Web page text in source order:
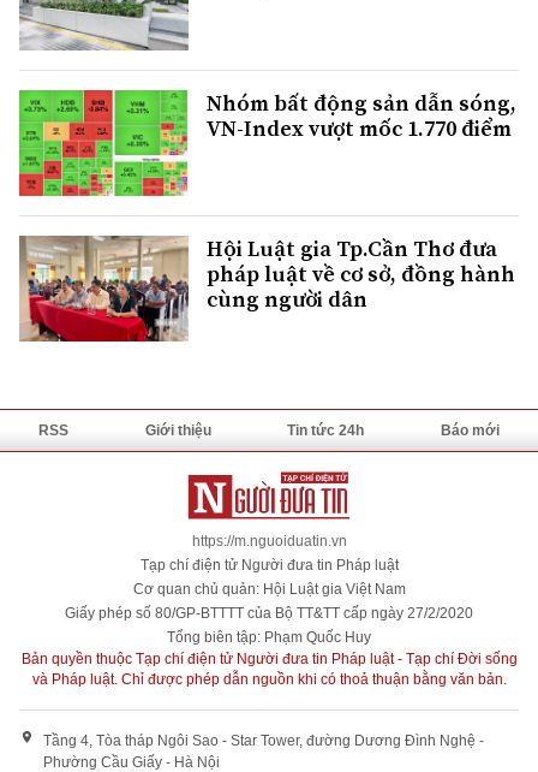
Nhóm bất động sản dẫn sóng,
VN-Index vượt mốc 1.770 điểm
Hội Luật gia Tp.Cần Thơ đưa
pháp luật về cơ sở, đồng hành
cùng người dân
RSS Giới thiệu Tin tức 24h Báo mới
https://m.nguoiduatin.vn
Tạp chí điện tử Người đưa tin Pháp luật
Cơ quan chủ quản: Hội Luật gia Việt Nam
Giấy phép số 80/GP-BTTTT của Bộ TT&TT cấp ngày 27/2/2020
Tổng biên tập: Phạm Quốc Huy
Bản quyền thuộc Tạp chí điện tử Người đưa tin Pháp luật - Tạp chí Đời sống
và Pháp luật. Chỉ được phép dẫn nguồn khi có thoả thuận bằng văn bản.
Tầng 4, Tòa tháp Ngôi Sao - Star Tower, đường Dương Đình Nghệ -
Phường Cầu Giấy - Hà Nội